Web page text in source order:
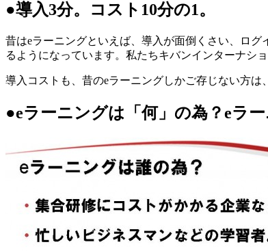
●導入3分。コスト10分の1。
昔はeラーニングといえば、導入が面倒くさい、ロ
るようになっています。私たちキバンインターナシ
導入コストも、昔のeラーニングしかご存じない方は
●eラーニングは「何」の為？eラ